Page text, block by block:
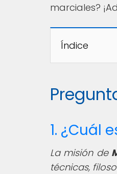
marciales?
Índice
1. ¿Cuál
La misión de
técnicas,